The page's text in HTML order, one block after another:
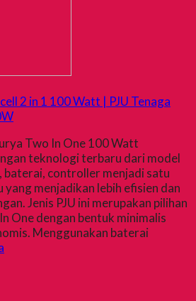
2 in 1 100 Watt | PJU Tenaga
Two In One 100 Watt
teknologi terbaru dari model
baterai, controller menjadi satu
yang menjadikan lebih efisien dan
Jenis PJU ini merupakan pilihan
One dengan bentuk minimalis
Menggunakan baterai